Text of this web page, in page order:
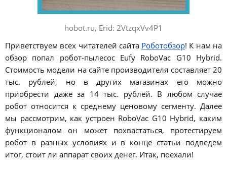
hobot.ru, Erid: 2VtzqxVv4P1
Приветствуем всех читателей сайта Роботобзор! К нам на
обзор попал робот-пылесос Eufy RoboVac G10 Hybrid.
Стоимость модели на сайте производителя составляет 20
тыс. рублей, но в других магазинах его можно
приобрести даже за 14 тыс. рублей. В любом случае
робот относится к среднему ценовому сегменту. Далее
мы рассмотрим, как устроен RoboVac G10 Hybrid, каким
функционалом он может похвастаться, протестируем
робот в разных условиях и в конце статьи подведем
итог, стоит ли аппарат своих денег. Итак, поехали!